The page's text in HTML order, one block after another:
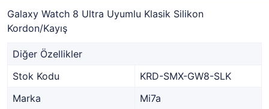
Galaxy Watch 8 Ultra Uyumlu Klasik Silikon
Kordon/Kayış
Diğer Özellikler
Stok Kodu
KRD-SMX-GW8-SLK
Marka
Mi7a